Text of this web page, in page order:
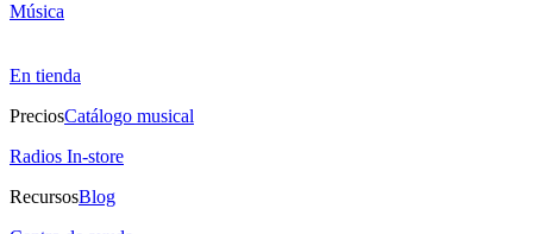
Música
En tienda
PreciosCatálogo musical
Radios In-store
RecursosBlog